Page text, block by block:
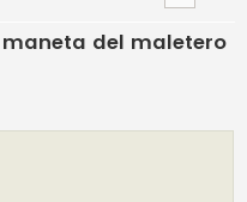
maneta del maletero